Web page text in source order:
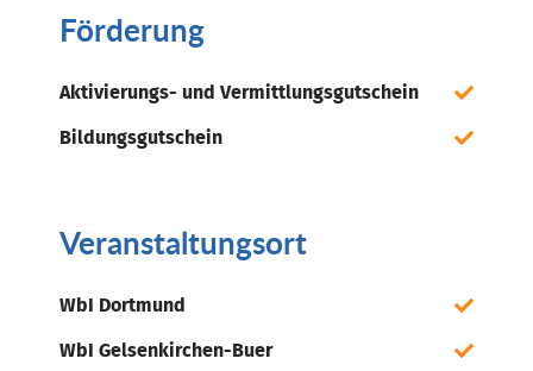
Förderung
Aktivierungs- und Vermittlungsgutschein
Bildungsgutschein
Veranstaltungsort
WbI Dortmund
WbI Gelsenkirchen-Buer